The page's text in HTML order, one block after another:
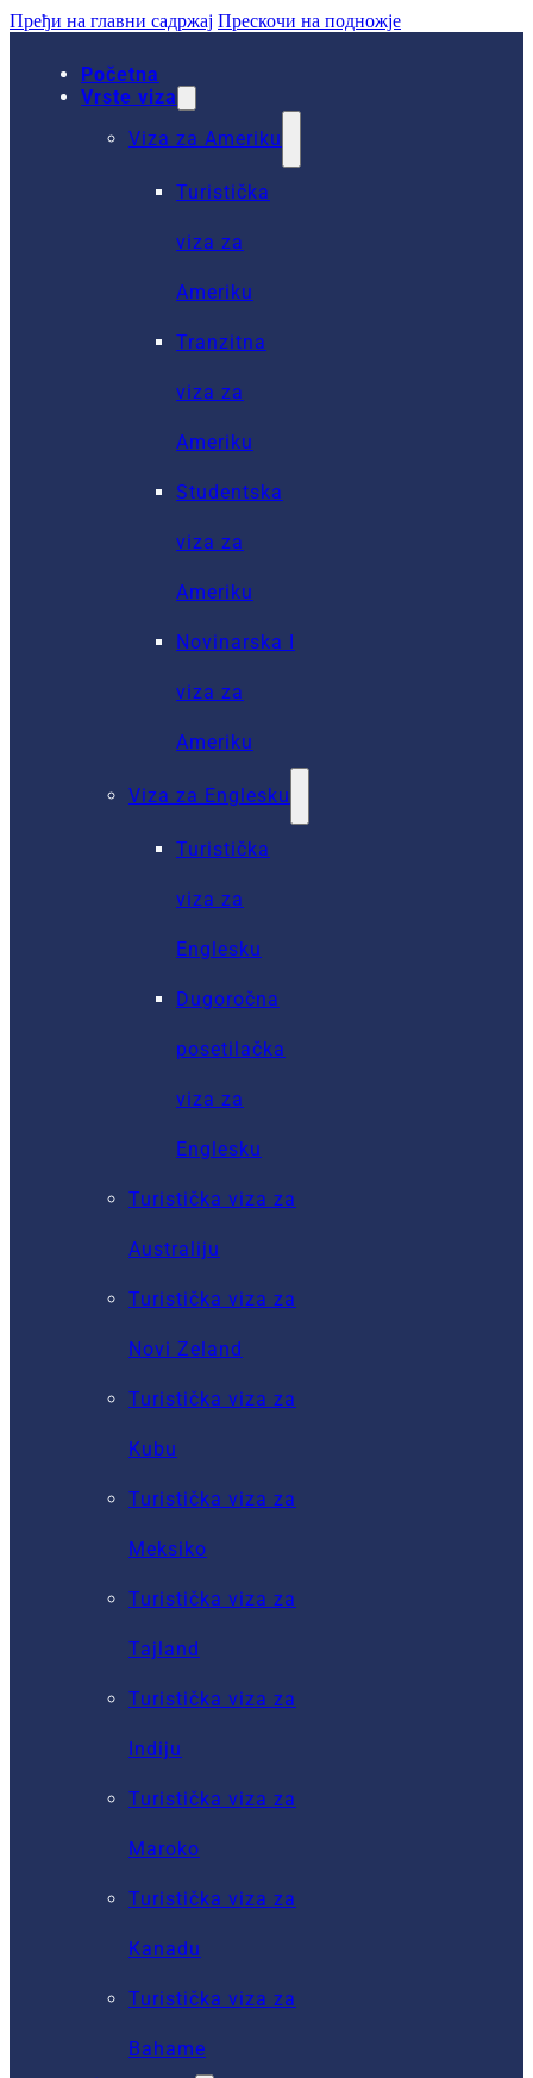
Пређи на главни садржај Прескочи на подножје
Početna
Vrste viza
Viza za Ameriku
Turistička
viza za
Ameriku
Tranzitna
viza za
Ameriku
Studentska
viza za
Ameriku
Novinarska I
viza za
Ameriku
Viza za Englesku
Turistička
viza za
Englesku
Dugoročna
posetilačka
viza za
Englesku
Turistička viza za
Australiju
Turistička viza za
Novi Zeland
Turistička viza za
Kubu
Turistička viza za
Meksiko
Turistička viza za
Tajland
Turistička viza za
Indiju
Turistička viza za
Maroko
Turistička viza za
Kanadu
Turistička viza za
Bahame